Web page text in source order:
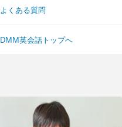
よくある質問
DMM英会話トップへ